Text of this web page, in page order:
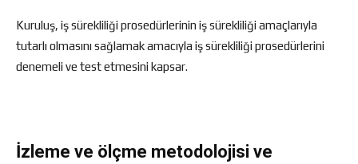
Kuruluş, iş sürekliliği prosedürlerinin iş sürekliliği amaçlarıyla
tutarlı olmasını sağlamak amacıyla iş sürekliliği prosedürlerini
denemeli ve test etmesini kapsar.
İzleme ve ölçme metodolojisi ve